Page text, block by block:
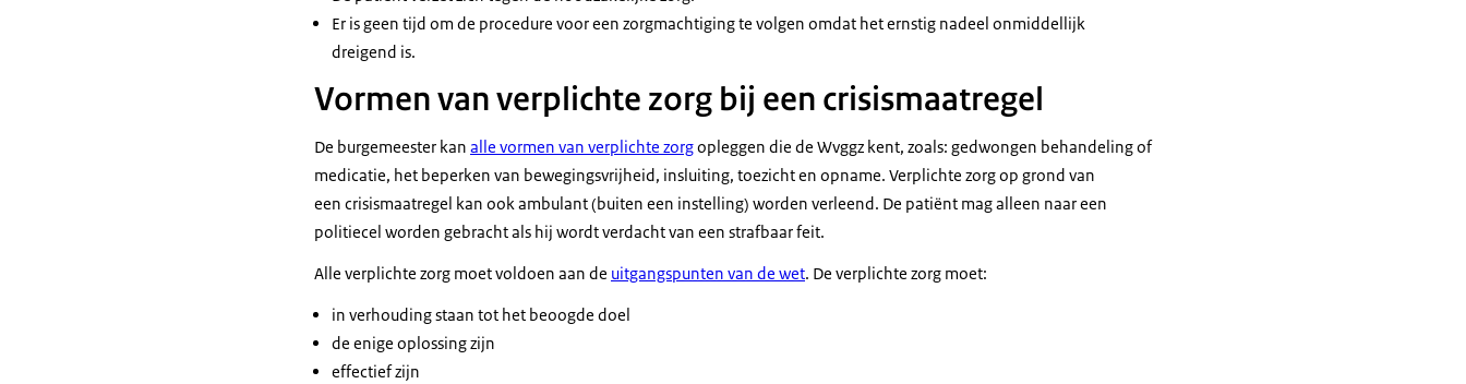
Er is geen tijd om de procedure voor een zorgmachtiging te volgen omdat het ernstig nadeel onmiddellijk
dreigend is.
Vormen van verplichte zorg bij een crisismaatregel
De burgemeester kan alle vormen van verplichte zorgopleggen die de Wvggz kent, zoals: gedwongen behandeling of
medicatie, het beperken van bewegingsvrijheid, insluiting, toezicht en opname. Verplichte zorg op grond van
een crisismaatregel kan ook ambulant (buiten een instelling) worden verleend. De patiënt mag alleen naar een
politiecel worden gebracht als hij wordt verdacht van een strafbaar feit.
Alle verplichte zorg moet voldoen aan de uitgangspunten van de wet. De verplichte zorg moet:
in verhouding staan tot het beoogde doel
de enige oplossing zijn
effectief zijn